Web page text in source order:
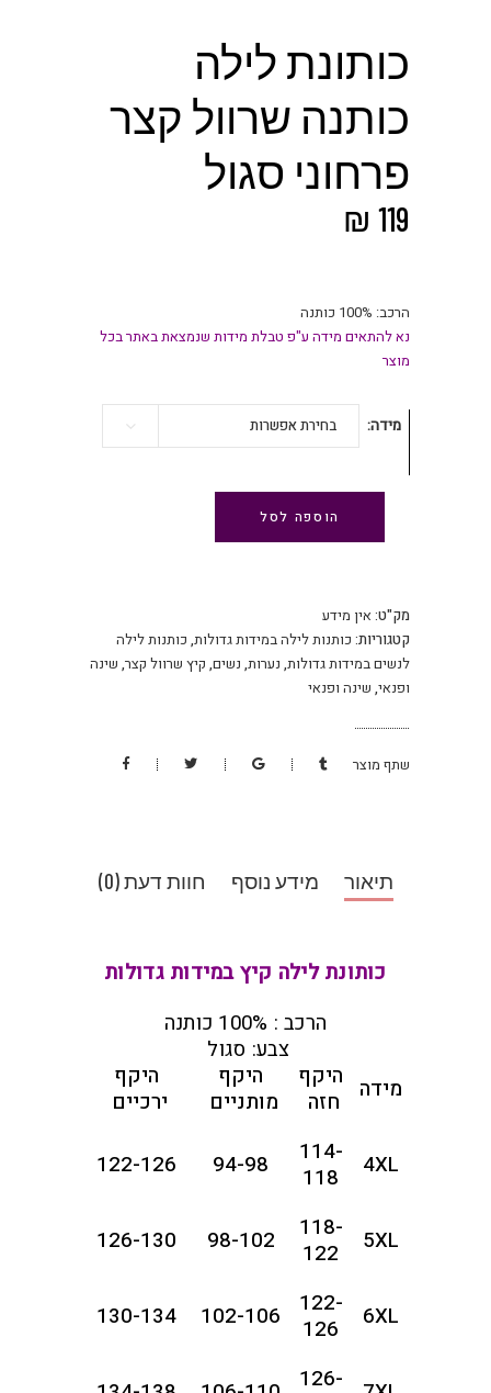
כותונת לילה
כותנה שרוול קצר
פרחוני סגול
₪ 119
הרכב: 100% כותנה
נא להתאים מידה ע"פ טבלת מידות שנמצאת באתר בכל
מוצר
מידה בחירת אפשרות
הוספה לסל
מק"ט: אין מידע
קטגוריות: כותנות לילה במידות גדולות, כותנות לילה
לנשים במידות גדולות, נערות, נשים, קיץ שרוול קצר, שינה
ופנאי, שינה ופנאי
שתף מוצר
תיאור מידע נוסף חוות דעת (0)
כותונת לילה קיץ במידות גדולות
הרכב : 100% כותנה
צבע: סגול
מידה
היקף
חזה
היקף
מותניים
היקף
ירכיים
4XL
114-
118
94-98
122-126
5XL
118-
122
98-102
126-130
6XL
122-
126
102-106
130-134
126-